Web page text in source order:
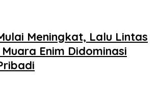
Meningkat, Lalu Lintas
Enim Didominasi